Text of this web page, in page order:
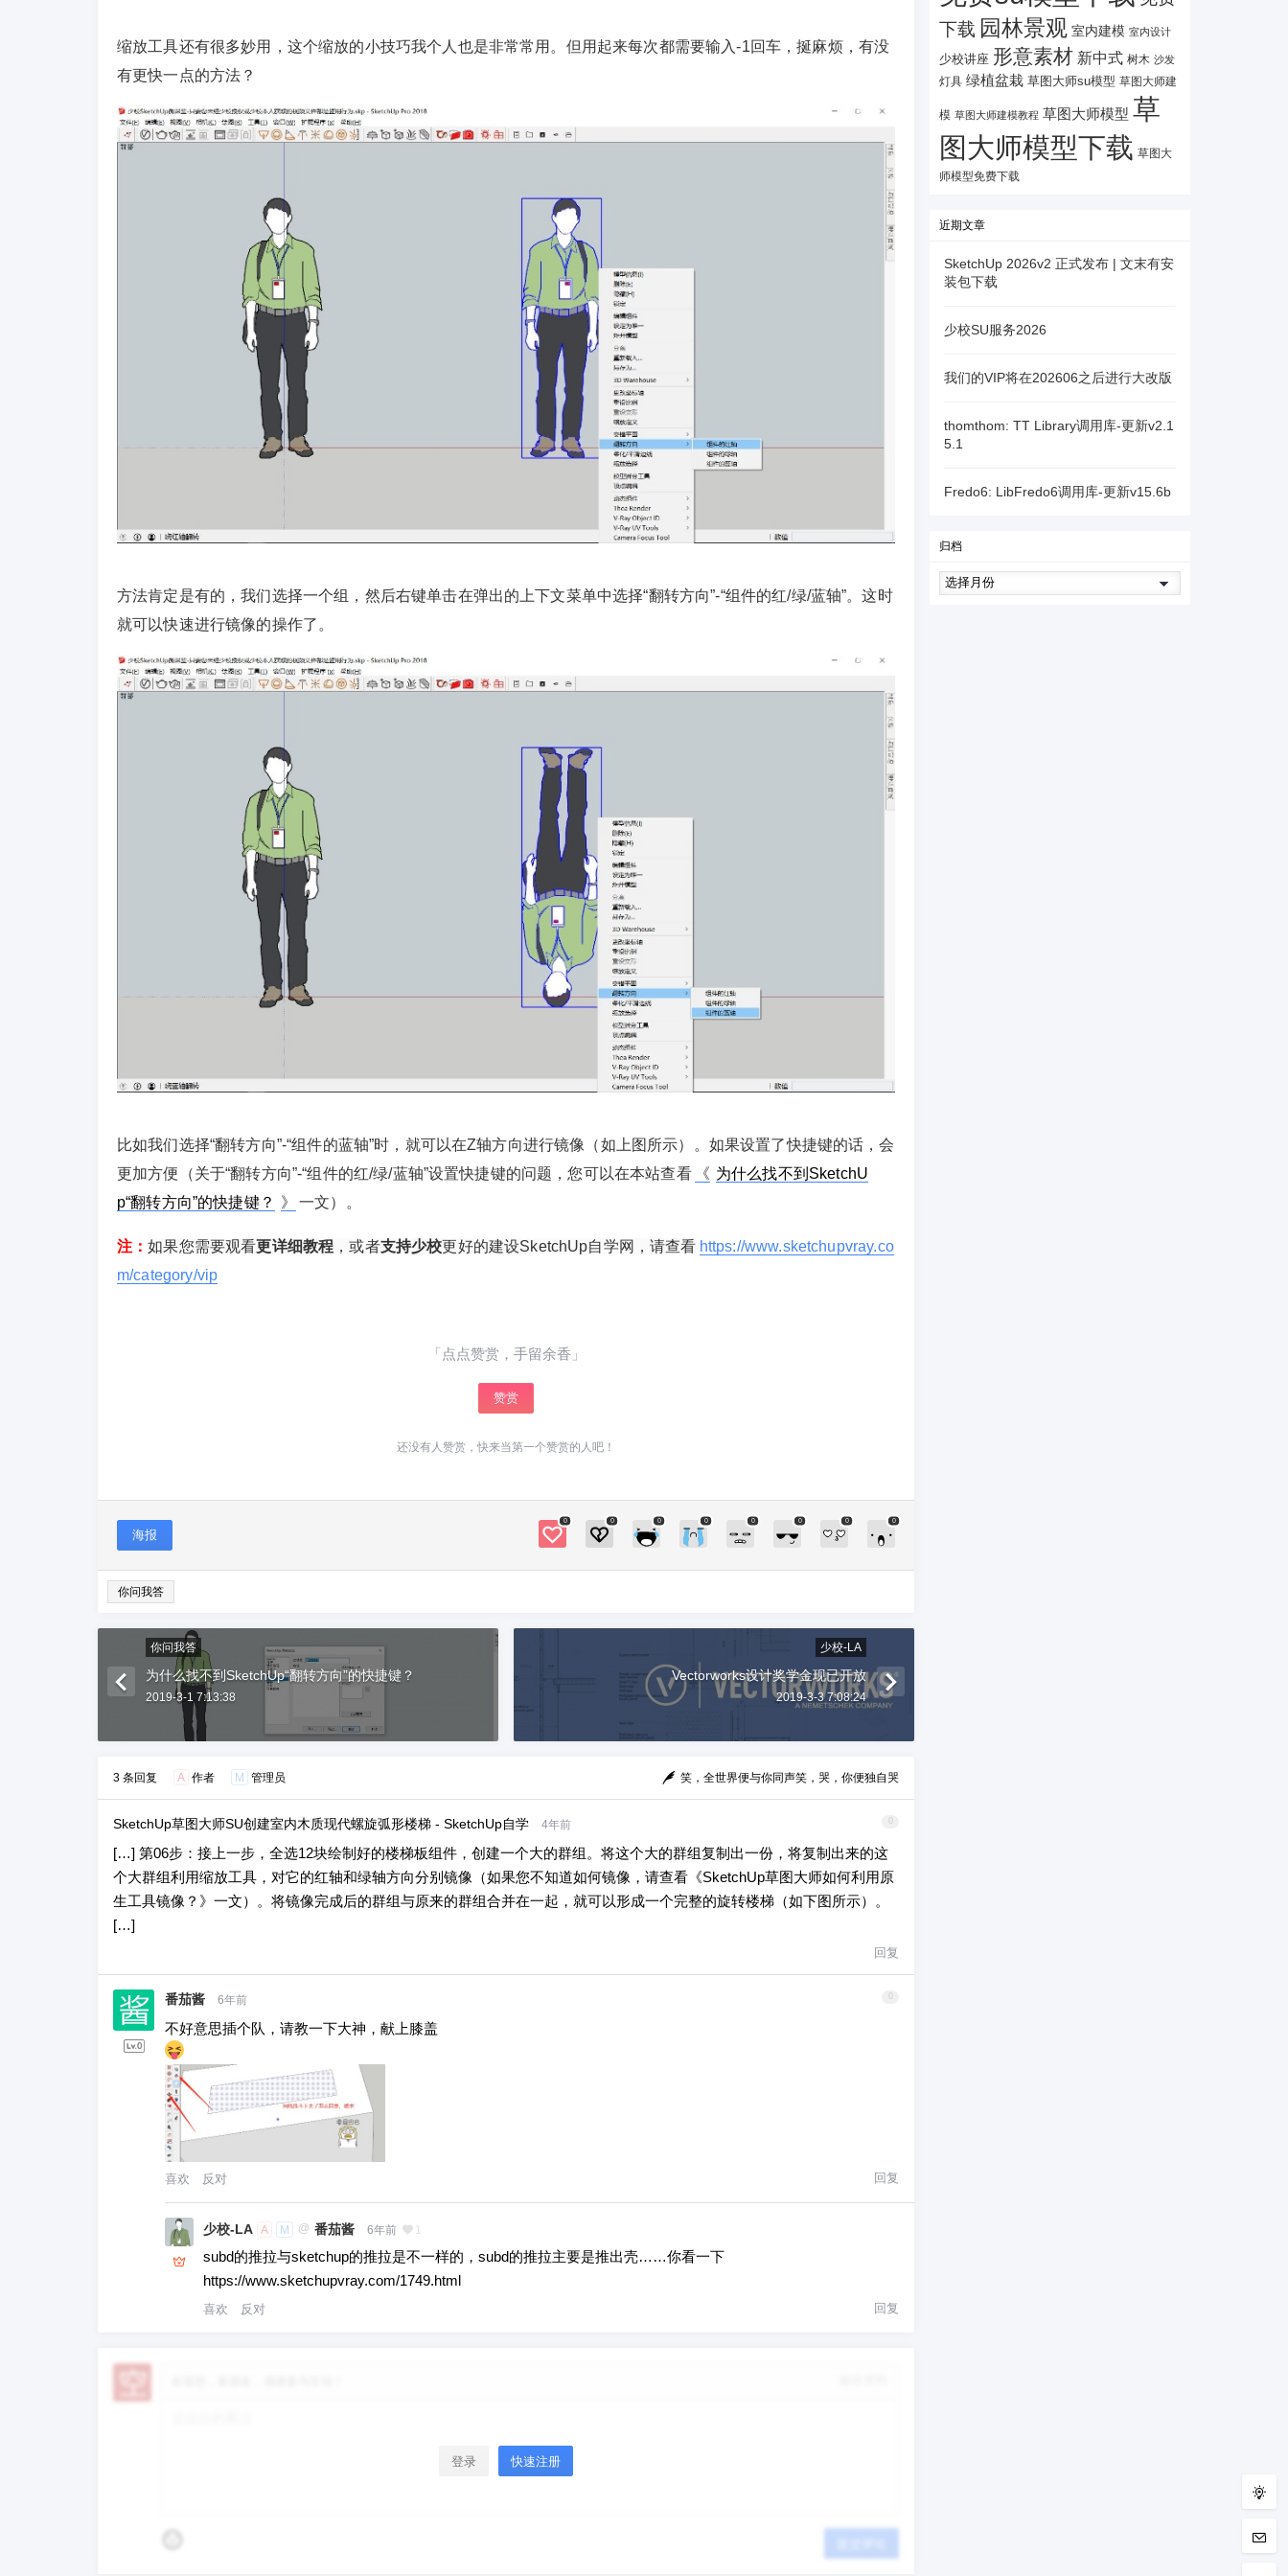
缩放工具还有很多妙用，这个缩放的小技巧我个人也是非常常用。但用起来每次都需要输入-1回车，挻麻烦，有没
有更快一点的方法？
方法肯定是有的，我们选择一个组，然后右键单击在弹出的上下文菜单中选择“翻转方向”-“组件的红/绿/蓝轴”。这时
就可以快速进行镜像的操作了。
比如我们选择“翻转方向”-“组件的蓝轴”时，就可以在Z轴方向进行镜像（如上图所示）。如果设置了快捷键的话，会
更加方便（关于“翻转方向”-“组件的红/绿/蓝轴”设置快捷键的问题，您可以在本站查看
《 为什么找不到SketchU
p“翻转方向”的快捷键？
》 一文）。
注：如果您需要观看更详细教程 ，或者支持少校更好的建设SketchUp自学网，请查看 https://www.sketchupvray.co
m/category/vip
「点点赞赏，手留余香」
赞赏
还没有人赞赏，快来当第一个赞赏的人吧！
海报
0 0 0 0 0 0 0 0
你问我答
SketchUp草图大师如何利用原
生工具镜像？
很多SketchUp爱好者喜欢用镜像的插件，镜像插
件确实非常有用，在普通建模的过程其实体会不
深，在有一些高级建模的操作中没有镜像插件是
一件非常痛苦的事情。但今天我们不是讨论插
扫描二维码继续阅读
2 元
20 元 50 元
立刻支付
¥
微信支付
立刻支付
你问我答
为什么找不到SketchUp“翻转方向”的快捷键？
2019-3-1 7:13:38
少校-LA
Vectorworks设计奖学金现已开放
2019-3-3 7:08:24
3 条回复 A 作者 M 管理员 笑，全世界便与你同声笑，哭，你便独自哭
SketchUp草图大师SU创建室内木质现代螺旋弧形楼梯 - SketchUp自学 4年前
[…] 第06步：接上一步，全选12块绘制好的楼梯板组件，创建一个大的群组。将这个大的群组复制出一份，将复制出来的这
个大群组利用缩放工具，对它的红轴和绿轴方向分别镜像（如果您不知道如何镜像，请查看《SketchUp草图大师如何利用原
生工具镜像？》一文）。将镜像完成后的群组与原来的群组合并在一起，就可以形成一个完整的旋转楼梯（如下图所示）。
[…]
回复
番茄酱 6年前
不好意思插个队，请教一下大神，献上膝盖
喜欢 反对 回复
少校-LA A M @ 番茄酱 6年前 1
subd的推拉与sketchup的推拉是不一样的，subd的推拉主要是推出壳……你看一下
https://www.sketchupvray.com/1749.html
喜欢 反对 回复
登录 快速注册
下载 园林景观 室内建模 室内设计
少校讲座 形意素材 新中式 树木 沙发
灯具 绿植盆栽 草图大师su模型 草图大师建
模 草图大师建模教程 草图大师模型 草
图大师模型下载 草图大
师模型免费下载
近期文章
SketchUp 2026v2 正式发布 | 文末有安
装包下载
少校SU服务2026
我们的VIP将在202606之后进行大改版
thomthom: TT Library调用库-更新v2.1
5.1
Fredo6: LibFredo6调用库-更新v15.6b
归档
您没有权限发布内容，请购买会员或者提升权
限。